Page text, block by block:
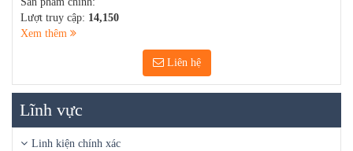
Lượt truy cập: 14,150
Xem thêm
Liên hệ
Lĩnh vực
Linh kiện chính xác